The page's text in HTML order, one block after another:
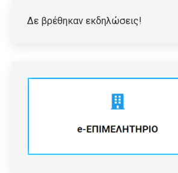
Δε βρέθηκαν εκδηλώσεις!